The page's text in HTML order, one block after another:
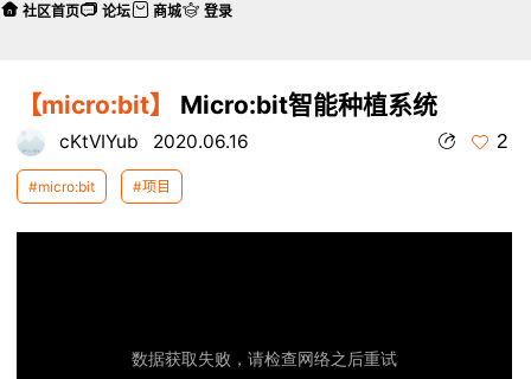
【micro:bit】 Micro:bit智能种植系统
cKtVIYub 2020.06.16 2
#micro:bit #项目
社区首页 论坛 商城 登录